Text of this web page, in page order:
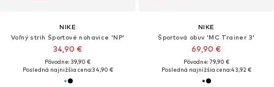
NIKE
Voľný strih Športové nohavice 'NP'
34,90 €
Pôvodne: 39,90 €
Posledná najnižšia cena:34,90 €
NIKE
Športová obuv 'MC Trainer 3'
69,90 €
Pôvodne: 79,90 €
Posledná najnižšia cena:43,92 €